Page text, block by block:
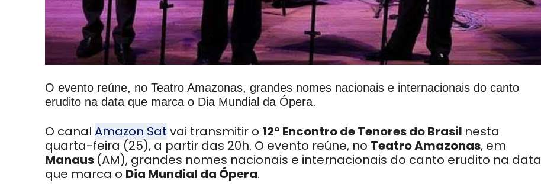
O evento reúne, no Teatro Amazonas, grandes nomes nacionais e internacionais do canto
erudito na data que marca o Dia Mundial da Ópera.
O canal Amazon Sat vai transmitir o 12º Encontro de Tenores do Brasil nesta
quarta-feira (25), a partir das 20h. O evento reúne, no Teatro Amazonas, em
Manaus (AM), grandes nomes nacionais e internacionais do canto erudito na data
que marca o Dia Mundial da Ópera.